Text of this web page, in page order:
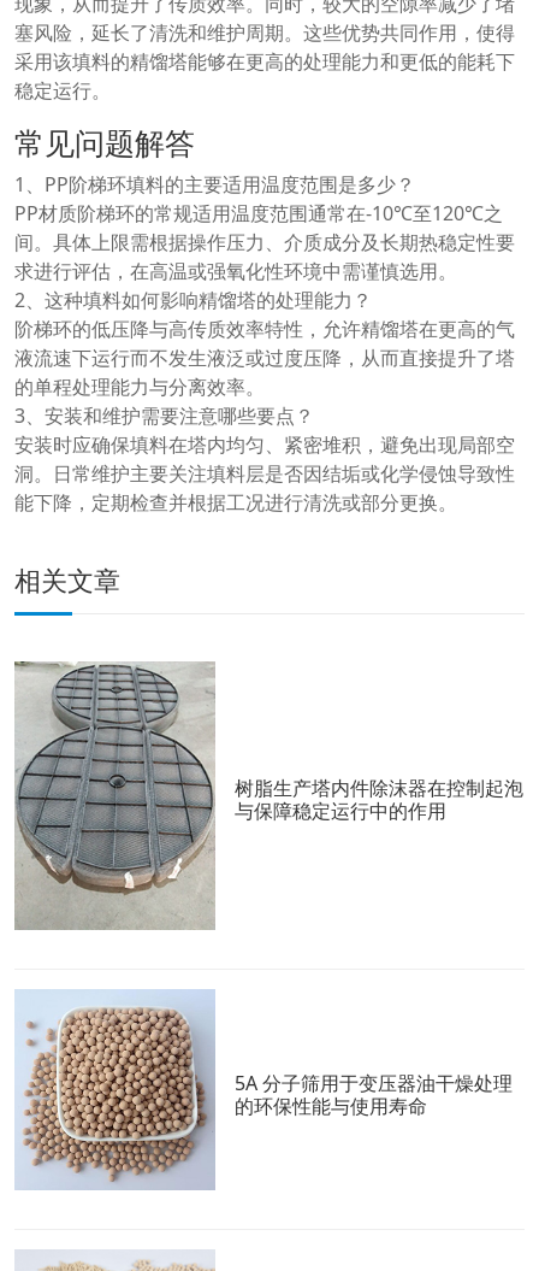
塞风险，延长了清洗和维护周期。这些优势共同作用，使得
采用该填料的精馏塔能够在更高的处理能力和更低的能耗下
稳定运行。
常见问题解答
1、PP阶梯环填料的主要适用温度范围是多少？
PP材质阶梯环的常规适用温度范围通常在-10℃至120℃之
间。具体上限需根据操作压力、介质成分及长期热稳定性要
求进行评估，在高温或强氧化性环境中需谨慎选用。
2、这种填料如何影响精馏塔的处理能力？
阶梯环的低压降与高传质效率特性，允许精馏塔在更高的气
液流速下运行而不发生液泛或过度压降，从而直接提升了塔
的单程处理能力与分离效率。
3、安装和维护需要注意哪些要点？
安装时应确保填料在塔内均匀、紧密堆积，避免出现局部空
洞。日常维护主要关注填料层是否因结垢或化学侵蚀导致性
能下降，定期检查并根据工况进行清洗或部分更换。
相关文章
树脂生产塔内件除沫器在控制起泡
与保障稳定运行中的作用
5A 分子筛用于变压器油干燥处理
的环保性能与使用寿命